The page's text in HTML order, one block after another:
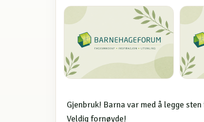
Gjenbruk! Barna var med å legge
Veldig fornøyde!